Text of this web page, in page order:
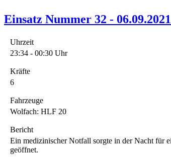
Einsatz Nummer 32 -
Uhrzeit
23:34 - 00:30 Uhr
Kräfte
6
Fahrzeuge
Wolfach: HLF 20
Bericht
Ein medizinischer Notfall sorgte in der Nacht für
geöffnet.